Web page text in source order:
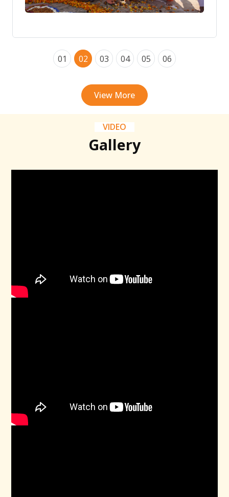
01 02 03 04 05 06
View More
VIDEO
Gallery